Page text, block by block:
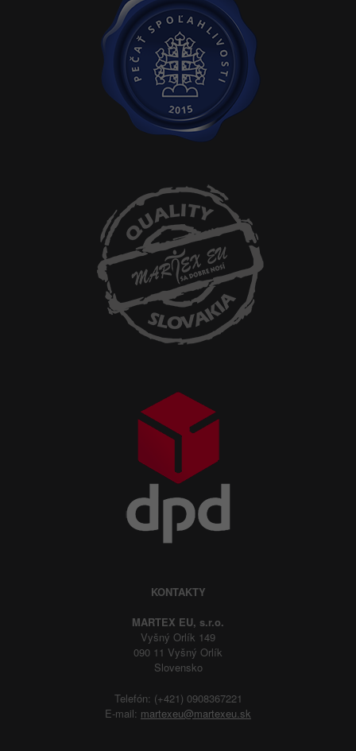
KONTAKTY
MARTEX EU, s.r.o.
Vyšný Orlík 149
090 11 Vyšný Orlík
Slovensko
Telefón: (+421) 0908367221
E-mail: martexeu@martexeu.sk